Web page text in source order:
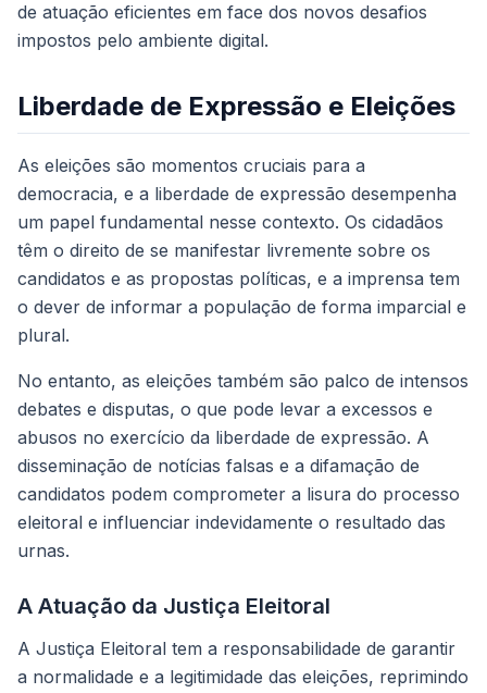
de atuação eficientes em face dos novos desafios
impostos pelo ambiente digital.
Liberdade de Expressão e Eleições
As eleições são momentos cruciais para a
democracia, e a liberdade de expressão desempenha
um papel fundamental nesse contexto. Os cidadãos
têm o direito de se manifestar livremente sobre os
candidatos e as propostas políticas, e a imprensa tem
o dever de informar a população de forma imparcial e
plural.
No entanto, as eleições também são palco de intensos
debates e disputas, o que pode levar a excessos e
abusos no exercício da liberdade de expressão. A
disseminação de notícias falsas e a difamação de
candidatos podem comprometer a lisura do processo
eleitoral e influenciar indevidamente o resultado das
urnas.
A Atuação da Justiça Eleitoral
A Justiça Eleitoral tem a responsabilidade de garantir
a normalidade e a legitimidade das eleições, reprimindo